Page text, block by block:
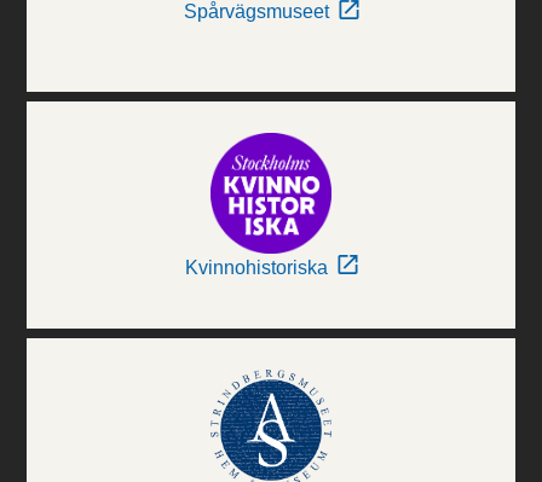
Spårvägsmuseet
Kvinnohistoriska